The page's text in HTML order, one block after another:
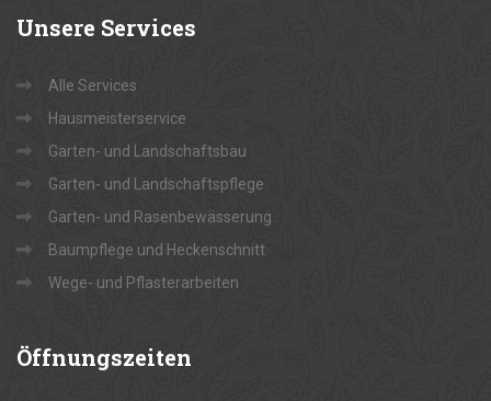
Unsere Services
Alle Services
Hausmeisterservice
Garten- und Landschaftsbau
Garten- und Landschaftspflege
Garten- und Rasenbewässerung
Baumpflege und Heckenschnitt
Wege- und Pflasterarbeiten
Öffnungszeiten